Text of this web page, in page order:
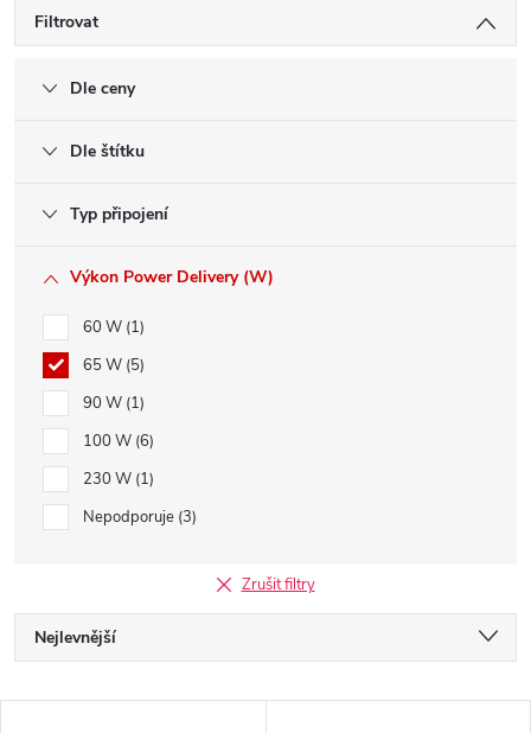
Filtrovat
Dle ceny
Dle štítku
Typ připojení
Výkon Power Delivery (W)
60 W 1
65 W 5
90 W 1
100 W 6
230 W 1
Nepodporuje 3
Zrušit filtry
Ř
a
Nejlevnější